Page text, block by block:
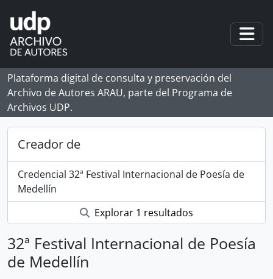
Skip to main content
Plataforma digital de consulta y preservación del
Archivo de Autores ARAU, parte del Programa de
Archivos UDP.
Creador de
Credencial 32ª Festival Internacional de Poesía de
Medellín
Explorar 1 resultados
32ª Festival Internacional de Poesía
de Medellín